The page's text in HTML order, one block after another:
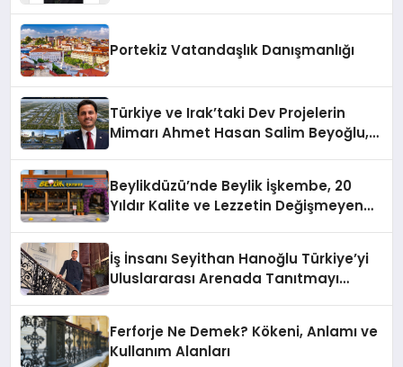
Portekiz Vatandaşlık Danışmanlığı
Türkiye ve Irak’taki Dev Projelerin
Mimarı Ahmet Hasan Salim Beyoğlu,
Hayata Geçirecek
Beylikdüzü’nde Beylik İşkembe, 20
Yıldır Kalite ve Lezzetin Değişmeyen
İş İnsanı Seyithan Hanoğlu Türkiye’yi
Uluslararası Arenada Tanıtmayı
Ferforje Ne Demek? Kökeni, Anlamı ve
Kullanım Alanları